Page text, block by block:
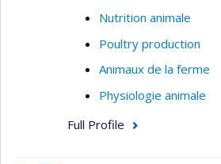
Nutrition animale
Poultry production
Animaux de la ferme
Physiologie animale
Full Profile